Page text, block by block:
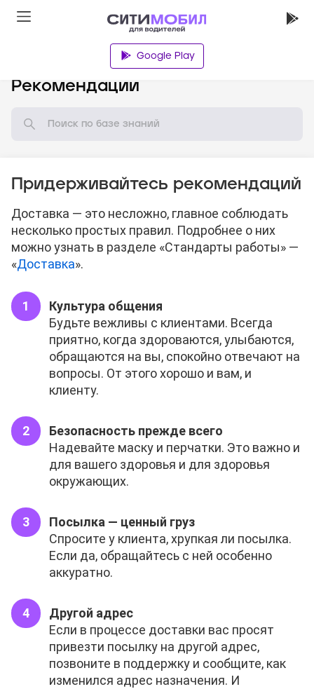
Google Play
Рекомендации
Придерживайтесь рекомендаций
Доставка — это несложно, главное соблюдать
несколько простых правил. Подробнее о них
можно узнать в разделе «Стандарты работы» —
«Доставка».
Культура общения
Будьте вежливы с клиентами. Всегда
приятно, когда здороваются, улыбаются,
обращаются на вы, спокойно отвечают на
вопросы. От этого хорошо и вам, и
клиенту.
Безопасность прежде всего
Надевайте маску и перчатки. Это важно и
для вашего здоровья и для здоровья
окружающих.
Посылка — ценный груз
Спросите у клиента, хрупкая ли посылка.
Если да, обращайтесь с ней особенно
аккуратно.
Другой адрес
Если в процессе доставки вас просят
привезти посылку на другой адрес,
позвоните в поддержку и сообщите, как
изменился адрес назначения. И